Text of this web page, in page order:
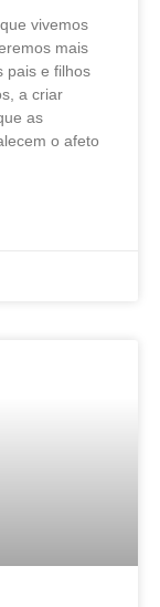
vivemos
mais
pais e filhos
a criar
as
o afeto